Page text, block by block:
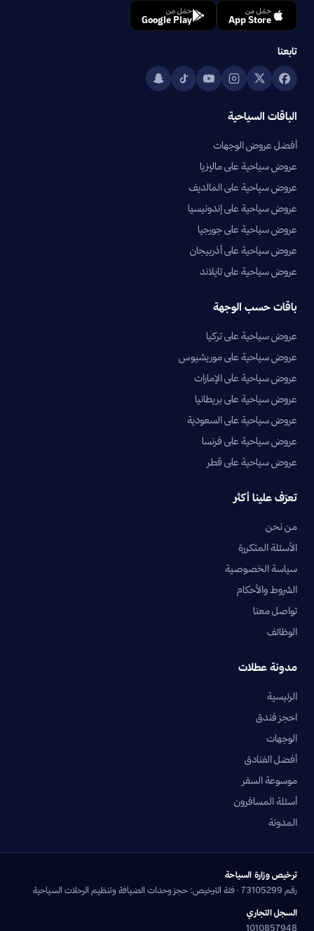
حمّل من
App Store
حمّل من
Google Play
تابعنا
الباقات السياحية
أفضل عروض الوجهات
عروض سياحية على ماليزيا
عروض سياحية على المالديف
عروض سياحية على إندونيسيا
عروض سياحية على جورجيا
عروض سياحية على أذربيجان
عروض سياحية على تايلاند
باقات حسب الوجهة
عروض سياحية على تركيا
عروض سياحية على موريشيوس
عروض سياحية على الإمارات
عروض سياحية على بريطانيا
عروض سياحية على السعودية
عروض سياحية على فرنسا
عروض سياحية على قطر
تعرّف علينا أكثر
من نحن
الأسئلة المتكررة
سياسة الخصوصية
الشروط والأحكام
تواصل معنا
الوظائف
مدونة عطلات
الرئيسية
احجز فندق
الوجهات
أفضل الفنادق
موسوعة السفر
أسئلة المسافرون
المدونة
ترخيص وزارة السياحة
رقم 73105299 · فئة الترخيص: حجز وحدات الضيافة وتنظيم الرحلات السياحية
السجل التجاري
1010857948